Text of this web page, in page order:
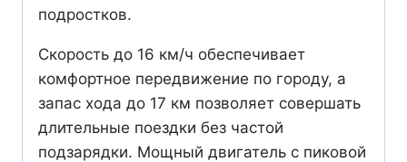
подростков.
Скорость до 16 км/ч обеспечивает
комфортное передвижение по городу, а
запас хода до 17 км позволяет совершать
длительные поездки без частой
подзарядки. Мощный двигатель с пиковой